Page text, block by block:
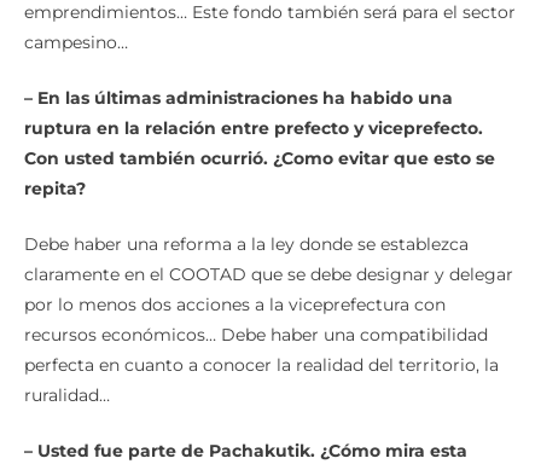
emprendimientos… Este fondo también será para el sector
campesino…
– En las últimas administraciones ha habido una
ruptura en la relación entre prefecto y viceprefecto.
Con usted también ocurrió. ¿Como evitar que esto se
repita?
Debe haber una reforma a la ley donde se establezca
claramente en el COOTAD que se debe designar y delegar
por lo menos dos acciones a la viceprefectura con
recursos económicos… Debe haber una compatibilidad
perfecta en cuanto a conocer la realidad del territorio, la
ruralidad…
– Usted fue parte de Pachakutik. ¿Cómo mira esta